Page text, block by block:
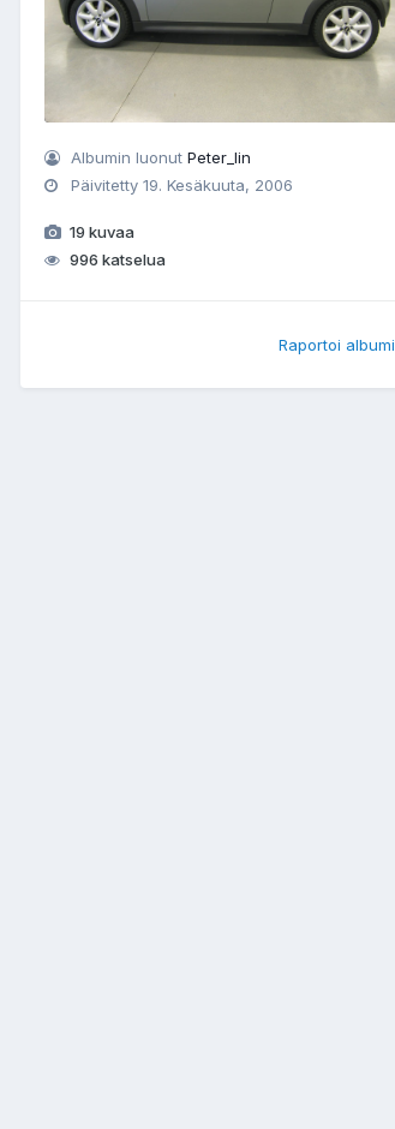
Albumin luonutPeter_lin
Päivitetty19. Kesäkuuta, 2006
19 kuvaa
996 katselua
Raportoi albumi